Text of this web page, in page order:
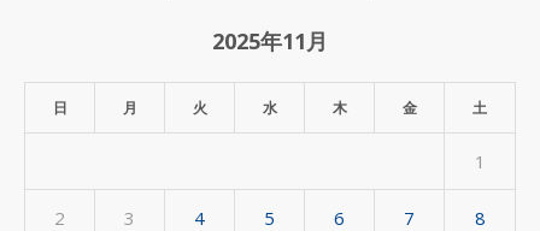
イ
2025年11月
日 月 火 水 木 金 土
1
2 3 4 5 6 7 8